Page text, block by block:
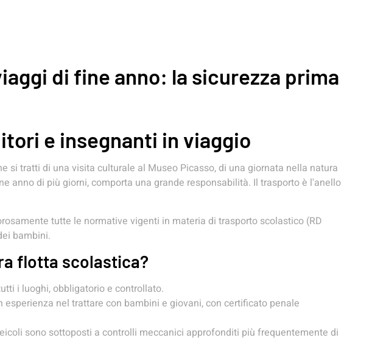
di fine anno: la sicurezza prima
e insegnanti in viaggio
si tratti di una visita culturale al Museo Picasso, di una giornata nella natura
anno di più giorni, comporta una grande responsabilità. Il trasporto è l'anello
tutte le normative vigenti in materia di trasporto scolastico (RD
bambini.
flotta scolastica?
i luoghi, obbligatorio e controllato.
esperienza nel trattare con bambini e giovani, con certificato penale
sono sottoposti a controlli meccanici approfonditi più frequentemente di